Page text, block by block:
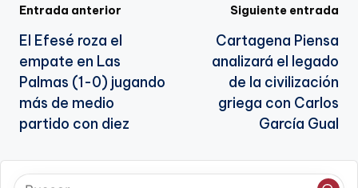
Navegación
de
entradas
Entrada anterior
El Efesé roza el
empate en Las
Palmas (1-0) jugando
más de medio
partido con diez
Siguiente entrada
Cartagena Piensa
analizará el legado
de la civilización
griega con Carlos
García Gual